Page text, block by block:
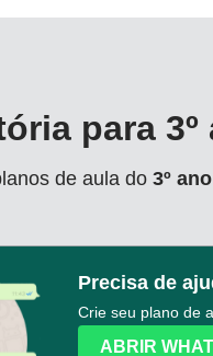
para
de aula do 3º ano
Precisa de
Crie seu plano de
ABRIR